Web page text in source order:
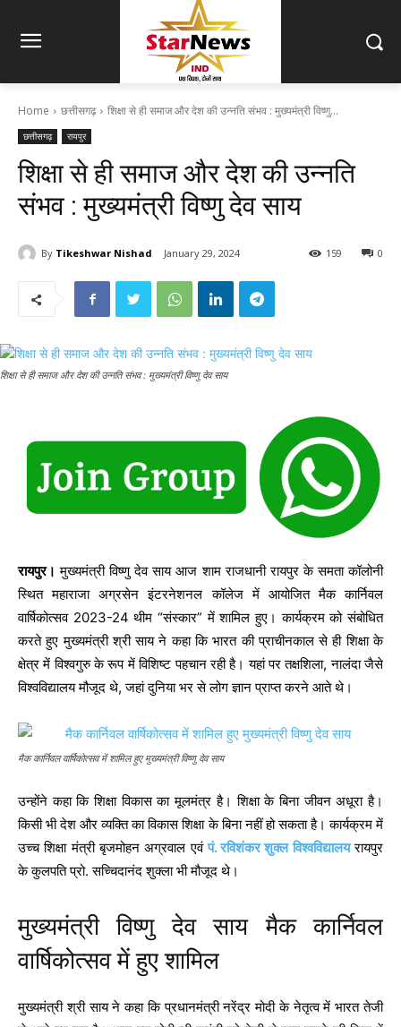
Home छत्तीसगढ़ शिक्षा से ही समाज और देश की उन्नति संभव : मुख्यमंत्री विष्णु...
छत्तीसगढ़ रायपुर
शिक्षा से ही समाज और देश की उन्नति
संभव : मुख्यमंत्री विष्णु देव साय
By Tikeshwar Nishad January 29, 2024 0
159
शिक्षा से ही समाज और देश की उन्नति संभव : मुख्यमंत्री विष्णु देव साय
रायपुर। मुख्यमंत्री विष्णु देव साय आज शाम राजधानी रायपुर के समता कॉलोनी
स्थित महाराजा अग्रसेन इंटरनेशनल कॉलेज में आयोजित मैक कार्निवल
वार्षिकोत्सव 2023-24 थीम “संस्कार” में शामिल हुए। कार्यक्रम को संबोधित
करते हुए मुख्यमंत्री श्री साय ने कहा कि भारत की प्राचीनकाल से ही शिक्षा के
क्षेत्र में विश्वगुरु के रूप में विशिष्ट ‌पहचान रही है। यहां पर तक्षशिला, नालंदा जैसे
विश्वविद्यालय मौजूद थे, जहां दुनिया भर से लोग ज्ञान प्राप्त करने आते थे।
मैक कार्निवल वार्षिकोत्सव में शामिल हुए मुख्यमंत्री विष्णु देव साय
उन्होंने कहा कि शिक्षा विकास का मूलमंत्र है। शिक्षा के बिना जीवन अधूरा है।
किसी भी देश और व्यक्ति का विकास शिक्षा के बिना नहीं हो सकता है। कार्यक्रम में
उच्च शिक्षा मंत्री बृजमोहन अग्रवाल एवंपं. रविशंकर शुक्ल विश्वविद्यालयरायपुर
के कुलपति प्रो. सच्चिदानंद शुक्ला भी मौजूद थे।
मुख्यमंत्री विष्णु देव साय मैक कार्निवल
वार्षिकोत्सव में हुए शामिल
मुख्यमंत्री श्री साय ने कहा कि प्रधानमंत्री नरेंद्र मोदी के नेतृत्व में भारत तेजी